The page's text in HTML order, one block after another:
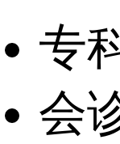
专
会